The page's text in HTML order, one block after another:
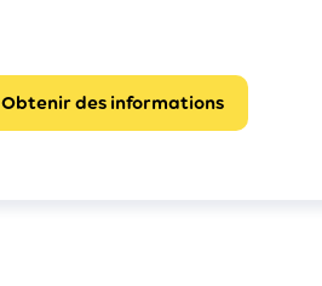
Obtenir des informations